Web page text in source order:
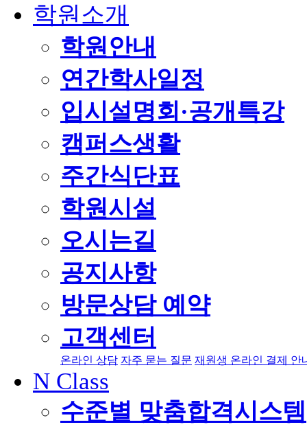
학원소개
학원안내
연간학사일정
입시설명회·공개특강
캠퍼스생활
주간식단표
학원시설
오시는길
공지사항
방문상담 예약
고객센터
온라인 상담 자주 묻는 질문 재원생 온라인 결제 안
N Class
수준별 맞춤합격시스템